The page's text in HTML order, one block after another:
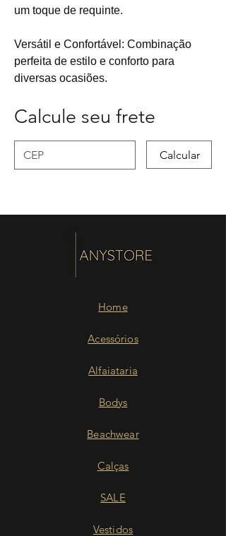
um toque de requinte.
Versátil e Confortável: Combinação
perfeita de estilo e conforto para
diversas ocasiões.
Calcule seu frete
Calcular
Home
Acessórios
Alfaiataria
Bodys
Beachwear
Calças
SALE
Vestidos